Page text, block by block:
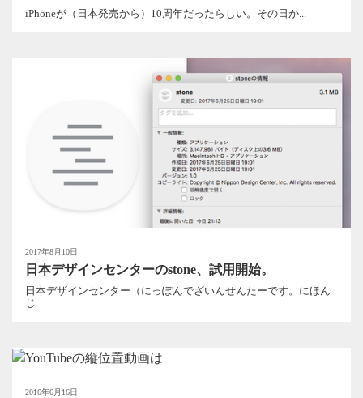
iPhoneが（日本発売から）10周年だったらしい。その日か...
2017年8月10日
日本デザインセンターのstone、試用開始。
日本デザインセンター（にっぽんでざいんせんたーです。にほん
じ...
2016年6月16日